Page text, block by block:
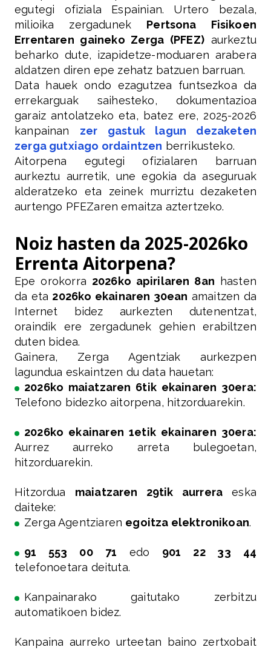
egutegi ofiziala Espainian. Urtero bezala,
milioika zergadunek Pertsona Fisikoen
Errentaren gaineko Zerga (PFEZ)aurkeztu
beharko dute, izapidetze-moduaren arabera
aldatzen diren epe zehatz batzuen barruan.
Data hauek ondo ezagutzea funtsezkoa da
errekarguak saihesteko, dokumentazioa
garaiz antolatzeko eta, batez ere, 2025-2026
kanpainan zer gastuk lagun dezaketen
zerga gutxiago ordaintzen berrikusteko.
Aitorpena egutegi ofizialaren barruan
aurkeztu aurretik, une egokia da aseguruak
alderatzeko eta zeinek murriztu dezaketen
aurtengo PFEZaren emaitza aztertzeko.
Noiz hasten da 2025-2026ko
Errenta Aitorpena?
Epe orokorra 2026ko apirilaren 8an hasten
da eta 2026ko ekainaren 30ean amaitzen da
Internet bidez aurkezten dutenentzat,
oraindik ere zergadunek gehien erabiltzen
duten bidea.
Gainera, Zerga Agentziak aurkezpen
lagundua eskaintzen du data hauetan:
2026ko maiatzaren 6tik ekainaren 30era:
Telefono bidezko aitorpena, hitzorduarekin.
2026ko ekainaren 1etik ekainaren 30era:
Aurrez aurreko arreta bulegoetan,
hitzorduarekin.
Hitzordua maiatzaren 29tik aurrera eska
daiteke:
Zerga Agentziaren egoitza elektronikoan.
91 553 00 71 edo 901 22 33 44
telefonoetara deituta.
Kanpainarako gaitutako zerbitzu
automatikoen bidez.
Kanpaina aurreko urteetan baino zertxobait